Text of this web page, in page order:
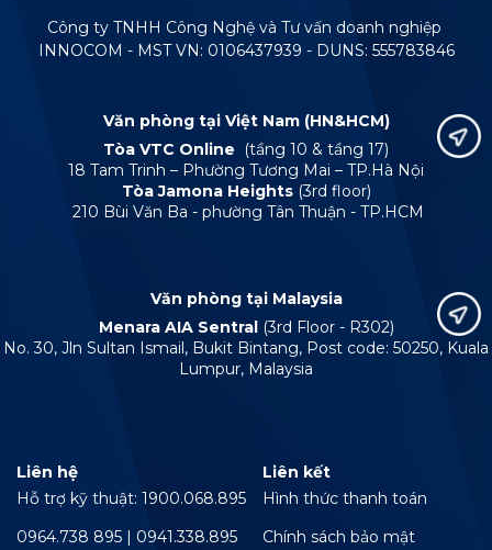
Công ty TNHH Công Nghệ và Tư vấn doanh nghiệp
INNOCOM - MST VN: 0106437939 - DUNS: 555783846
Văn phòng tại Việt Nam (HN&HCM)
Tòa VTC Online
(tầng 10 & tầng 17)
18 Tam Trinh – Phường Tương Mai – TP.Hà Nội
Tòa Jamona Heights (3rd floor)
210 Bùi Văn Ba - phường Tân Thuận - TP.HCM
Văn phòng tại Malaysia
Menara AIA Sentral (3rd Floor - R302)
No. 30, Jln Sultan Ismail, Bukit Bintang, Post code: 50250, Kuala
Lumpur, Malaysia
Liên hệ
Hỗ trợ kỹ thuật: 1900.068.895
0964.738 895 | 0941.338.895
Liên kết
Hình thức thanh toán
Chính sách bảo mật